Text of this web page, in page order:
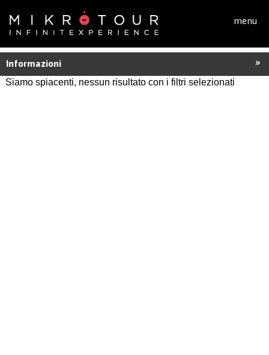
menu
Informazioni
Siamo spiacenti, nessun risultato con i filtri selezionati